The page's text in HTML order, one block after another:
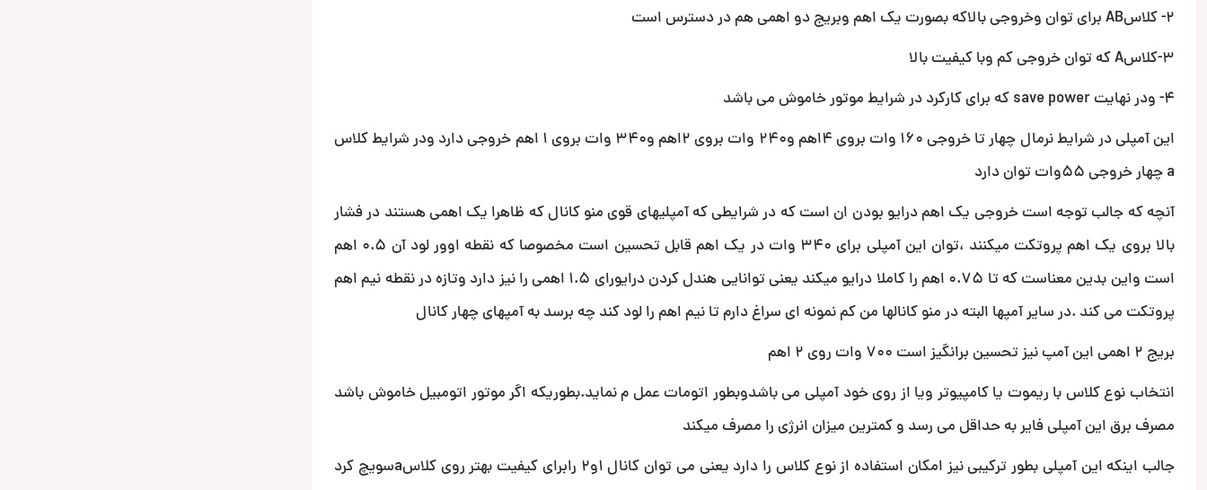
2- کلاسAB برای توان وخروجی بالاکه بصورت یک اهم وبریج دو اهمی هم در دسترس است
3-کلاسA که توان خروجی کم وبا کیفیت بالا
4- ودر نهایت save power که برای کارکرد در شرایط موتور خاموش می باشد
این آمپلی در شرایط نرمال چهار تا خروجی 160 وات بروی 4اهم و240 وات بروی 2اهم و340 وات بروی 1 اهم خروجی دارد ودر شرایط کلاس
a چهار خروجی 55وات توان دارد
آنچه که جالب توجه است خروجی یک اهم درایو بودن ان است که در شرایطی که آمپلیهای قوی منو کانال که ظاهرا یک اهمی هستند در فشار
بالا بروی یک اهم پروتکت میکنند ،توان این آمپلی برای 340 وات در یک اهم قابل تحسین است مخصوصا که نقطه اوور لود آن 0.5 اهم
است واین بدین معناست که تا 0.75 اهم را کاملا درایو میکند یعنی توانایی هندل کردن درایورای 1.5 اهمی را نیز دارد وتازه در نقطه نیم اهم
پروتکت می کند .در سایر آمپها البته در منو کانالها من کم نمونه ای سراغ دارم تا نیم اهم را لود کند چه برسد به آمپهای چهار کانال
بریج 2 اهمی این آمپ نیز تحسین برانگیز است 700 وات روی 2 اهم
انتخاب نوع کلاس با ریموت یا کامپیوتر ویا از روی خود آمپلی می باشدوبطور اتومات عمل م نماید.بطوریکه اگر موتور اتومبیل خاموش باشد
مصرف برق این آمپلی فایر به حداقل می رسد و کمترین میزان انرژی را مصرف میکند
جالب اینکه این آمپلی بطور ترکیبی نیز امکان استفاده از نوع کلاس را دارد یعنی می توان کانال 1و2 رابرای کیفیت بهتر روی کلاسaسویچ کرد